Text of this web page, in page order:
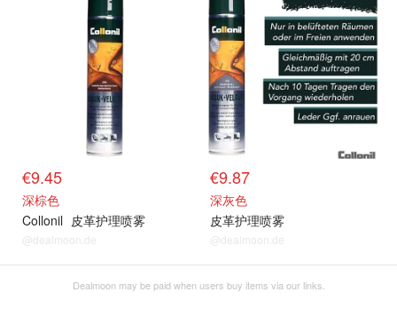
€9.45
深棕色
Collonil 皮革护理喷雾
@dealmoon.de
€9.87
深灰色
皮革护理喷雾
@dealmoon.de
Dealmoon may be paid when users buy items via our links.